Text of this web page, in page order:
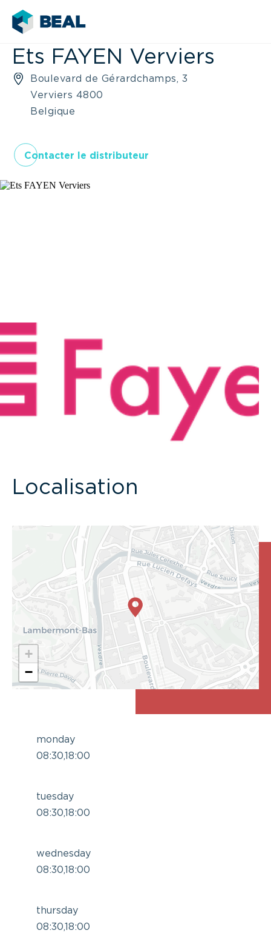
Ets FAYEN Verviers
Boulevard de Gérardchamps, 3
Verviers 4800
Belgique
Contacter le distributeur
Localisation
+
−
monday
08:30,18:00
tuesday
08:30,18:00
wednesday
08:30,18:00
thursday
08:30,18:00